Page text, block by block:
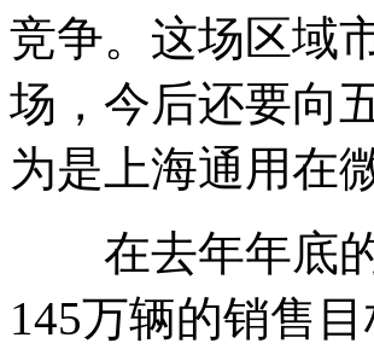
竞争。这场区域
场，今后还要向
为是上海通用在
在去年年底
145万辆的销售